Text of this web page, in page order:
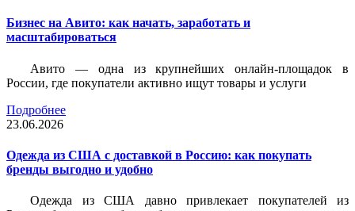
Бизнес на Авито: как начать, заработать и
масштабироваться
Авито — одна из крупнейших онлайн-площадок в
России, где покупатели активно ищут товары и услуги
Подробнее
23.06.2026
Одежда из США с доставкой в Россию: как покупать
бренды выгодно и удобно
Одежда из США давно привлекает покупателей из